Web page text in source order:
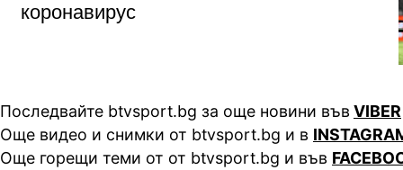
коронавирус
Последвайте btvsport.bg за още новини във VIBER
Още видео и снимки от btvsport.bg и в
Още горещи теми от от btvsport.bg и във